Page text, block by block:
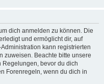
dich anmelden zu können. Die
und ermöglicht dir, auf
kann registrierten
zuweisen. Beachte bitte unsere
bevor du dich
Forenregeln, wenn du dich in